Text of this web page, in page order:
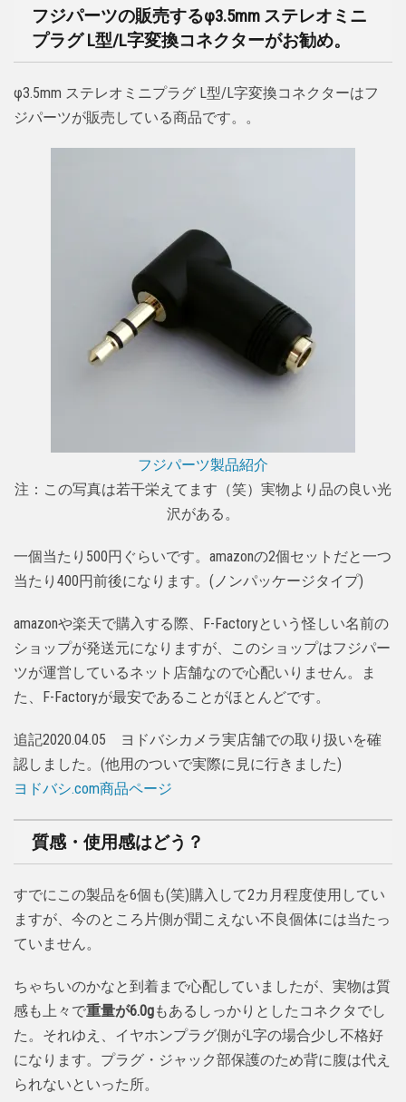
フジパーツの販売するφ3.5mm ステレオミニ
プラグ L型/L字変換コネクターがお勧め。
φ3.5mm ステレオミニプラグ L型/L字変換コネクターはフ
ジパーツが販売している商品です。。
フジパーツ製品紹介
注：この写真は若干栄えてます（笑）実物より品の良い光
沢がある。
一個当たり500円ぐらいです。amazonの2個セットだと一つ
当たり400円前後になります。(ノンパッケージタイプ)
amazonや楽天で購入する際、F-Factoryという怪しい名前の
ショップが発送元になりますが、このショップはフジパー
ツが運営しているネット店舗なので心配いりません。ま
た、F-Factoryが最安であることがほとんどです。
追記2020.04.05 ヨドバシカメラ実店舗での取り扱いを確
認しました。(他用のついで実際に見に行きました)
ヨドバシ.com商品ページ
質感・使用感はどう？
すでにこの製品を6個も(笑)購入して2カ月程度使用してい
ますが、今のところ片側が聞こえない不良個体には当たっ
ていません。
ちゃちいのかなと到着まで心配していましたが、実物は質
感も上々で重量が6.0gもあるしっかりとしたコネクタでし
た。それゆえ、イヤホンプラグ側がL字の場合少し不格好
になります。プラグ・ジャック部保護のため背に腹は代え
られないといった所。